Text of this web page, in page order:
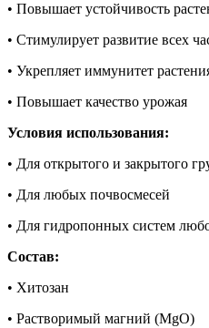
• Повышает устойчивость
• Стимулирует развитие всех
• Укрепляет иммунитет
• Повышает качество урожая
Условия использования:
• Для открытого и закрытого
• Для любых почвосмесей
• Для гидропонных систем
Состав:
• Хитозан
• Растворимый магний (MgO)